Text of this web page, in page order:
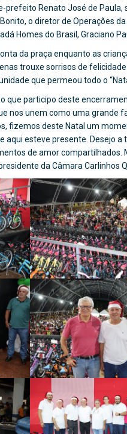
prefeito Renato José de
o diretor de Operações
Homes do Brasil, Graciano
da praça enquanto as
trouxe sorrisos de
que permeou todo o
que participo deste
nos unem como uma grande
fizemos deste Natal um
aqui esteve presente. Desejo
de amor
da Câmara Carlinhos